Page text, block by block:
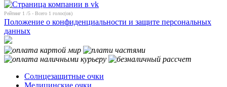
Рейтинг 1 /5 - Всего 1 голос(ов)
Положение о конфиденциальности и защите персональных
данных
Солнцезащитные очки
Медицинские очки